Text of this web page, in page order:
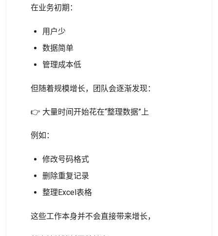
在业务初期：
用户少
数据简单
管理成本低
但随着规模增长，团队会逐渐发现：
👉 大量时间开始花在“整理数据”上
例如：
修改号码格式
删除重复记录
整理Excel表格
这些工作本身并不会直接带来增长，